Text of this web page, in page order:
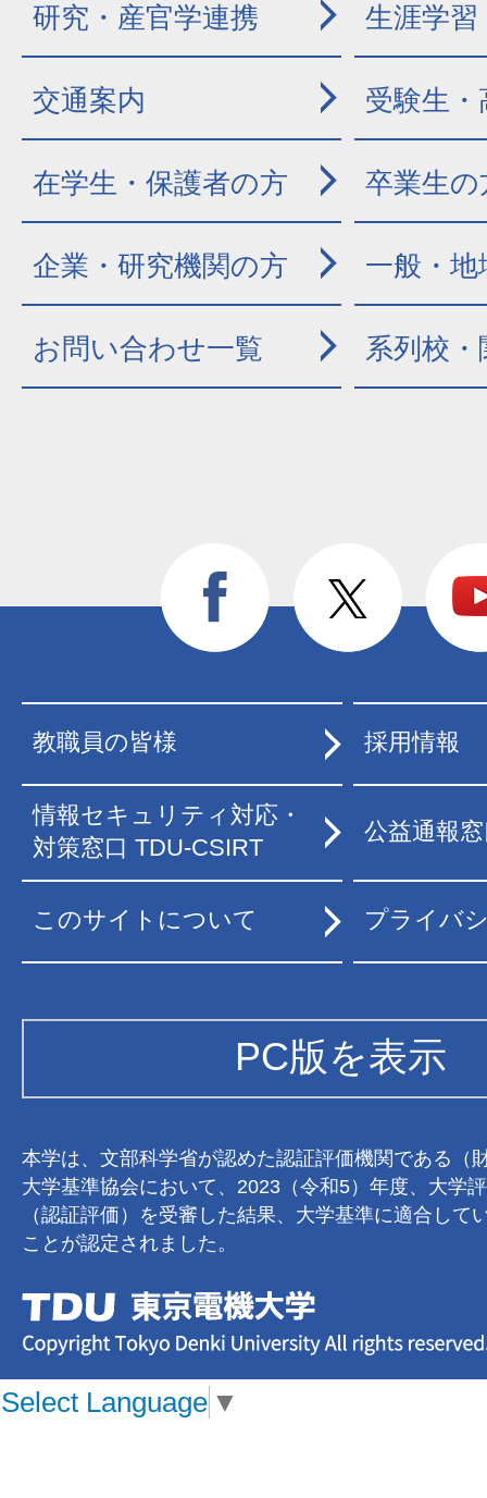
研究・産官学連携 生涯学習
交通案内 受験生
在学生・保護者の方 卒業生の
企業・研究機関の方 一般・地
お問い合わせ一覧 系列校
教職員の皆様 採用情報
情報セキュリティ対応・
対策窓口 TDU-CSIRT
公益通報
このサイトについて プライバ
PC版を表示
本学は、文部科学省が認めた認証評価機関である（
大学基準協会において、2023（令和5）年度、大学
（認証評価）を受審した結果、大学基準に適合して
ことが認定されました。
Select Language ▼